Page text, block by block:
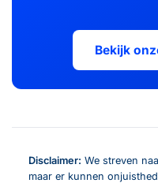
Bekijk
Disclaimer: We streven
maar er kunnen